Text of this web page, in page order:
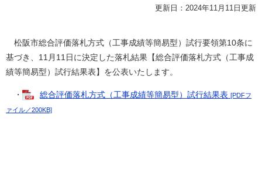
更新日：2024年11月11日更新
松阪市総合評価落札方式（工事成績等簡易型）試行要領第10条に
基づき、11月11日に決定した落札結果【総合評価落札方式（工事成
績等簡易型）試行結果表】を公表いたします。
・ 総合評価落札方式（工事成績等簡易型）試行結果表 [PDFフ
ァイル／200KB]